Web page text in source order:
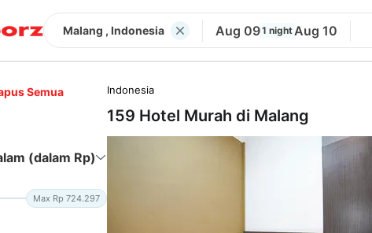
Malang , Indonesia Aug 091 night Aug 10
Semua
(dalam Rp)
Max Rp 724.297
Indonesia
159 Hotel Murah di Malang